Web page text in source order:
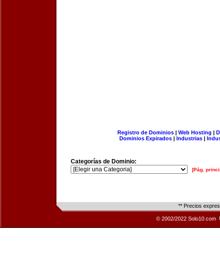
Registro de Dominios| Web Hosting |
Dominios Expirados | Industrias |
Categorías de Dominio:
[Pág.
** Precios
© 2002/2022 Solo10.com